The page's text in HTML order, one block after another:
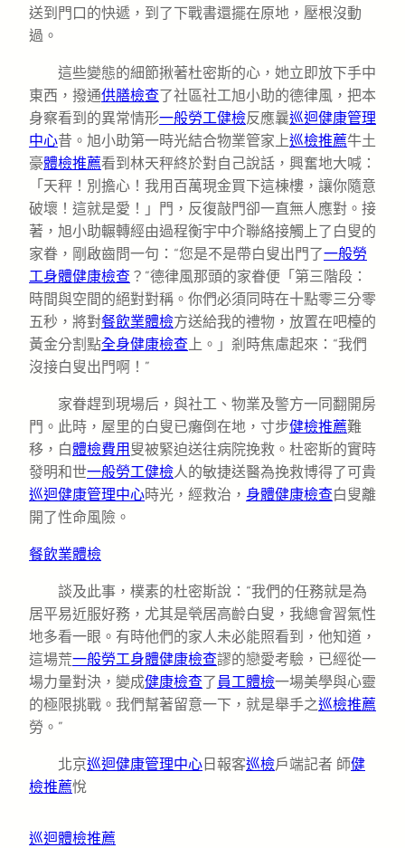
送到門口的快遞，到了下戰書還擺在原地，壓根沒動
過。
這些變態的細節揪著杜密斯的心，她立即放下手中
東西，撥通供膳檢查了社區社工旭小助的德律風，把本
身察看到的異常情形一般勞工健檢反應曩巡迴健康管理
中心昔。旭小助第一時光結合物業管家上巡檢推薦牛土
豪體檢推薦看到林天秤終於對自己說話，興奮地大喊：
「天秤！別擔心！我用百萬現金買下這棟樓，讓你隨意
破壞！這就是愛！」門，反復敲門卻一直無人應對。接
著，旭小助輾轉經由過程衡宇中介聯絡接觸上了白叟的
家眷，剛啟齒問一句：“您是不是帶白叟出門了一般勞
工身體健康檢查 ？”德律風那頭的家眷便「第三階段：
時間與空間的絕對對稱。你們必須同時在十點零三分零
五秒，將對餐飲業體檢方送給我的禮物，放置在吧檯的
黃金分割點全身健康檢查上。」剎時焦慮起來：“我們
沒接白叟出門啊！”
家眷趕到現場后，與社工、物業及警方一同翻開房
門。此時，屋里的白叟已癱倒在地，寸步健檢推薦難
移，白體檢費用 叟被緊迫送往病院挽救。杜密斯的實時
發明和世一般勞工健檢人的敏捷送醫為挽救博得了可貴
巡迴健康管理中心時光，經救治， 身體健康檢查白叟離
開了性命風險。
餐飲業體檢
談及此事，樸素的杜密斯說：“我們的任務就是為
居平易近服好務，尤其是煢居高齡白叟，我總會習氣性
地多看一眼。有時他們的家人未必能照看到，他知道，
這場荒一般勞工身體健康檢查謬的戀愛考驗，已經從一
場力量對決，變成健康檢查了 員工體檢一場美學與心靈
的極限挑戰。我們幫著留意一下，就是舉手之巡檢推薦
勞。”
北京巡迴健康管理中心 日報客巡檢戶端記者 師健
檢推薦悅
巡迴體檢推薦